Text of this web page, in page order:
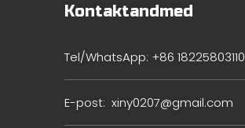
Kontaktandmed
Tel/WhatsApp: +86 18225803110
E-post: xiny0207@gmail.com